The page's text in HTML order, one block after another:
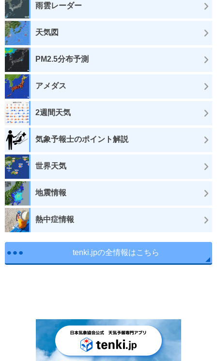
雨雲レーダー
天気図
PM2.5分布予測
アメダス
2週間天気
気象予報士のポイント解説
世界天気
地震情報
熱中症情報
tenki.jpの全情報はこちら